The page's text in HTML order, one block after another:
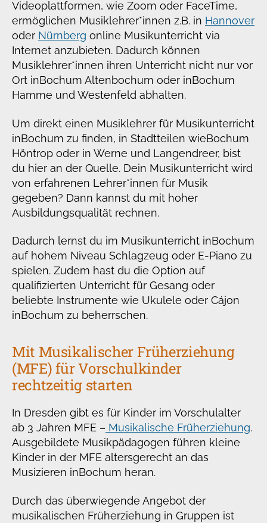
Videoplattformen, wie Zoom oder FaceTime,
ermöglichen Musiklehrer*innen z.B. in Hannover
oder Nürnberg online Musikunterricht via
Internet anzubieten. Dadurch können
Musiklehrer*innen ihren Unterricht nicht nur vor
Ort inBochum Altenbochum oder inBochum
Hamme und Westenfeld abhalten.
Um direkt einen Musiklehrer für Musikunterricht
inBochum zu finden, in Stadtteilen wieBochum
Höntrop oder in Werne und Langendreer, bist
du hier an der Quelle. Dein Musikunterricht wird
von erfahrenen Lehrer*innen für Musik
gegeben? Dann kannst du mit hoher
Ausbildungsqualität rechnen.
Dadurch lernst du im Musikunterricht inBochum
auf hohem Niveau Schlagzeug oder E-Piano zu
spielen. Zudem hast du die Option auf
qualifizierten Unterricht für Gesang oder
beliebte Instrumente wie Ukulele oder Cájon
inBochum zu beherrschen.
Mit Musikalischer Früherziehung
(MFE) für Vorschulkinder
rechtzeitig starten
In Dresden gibt es für Kinder im Vorschulalter
ab 3 Jahren MFE – Musikalische Früherziehung.
Ausgebildete Musikpädagogen führen kleine
Kinder in der MFE altersgerecht an das
Musizieren inBochum heran.
Durch das überwiegende Angebot der
musikalischen Früherziehung in Gruppen ist